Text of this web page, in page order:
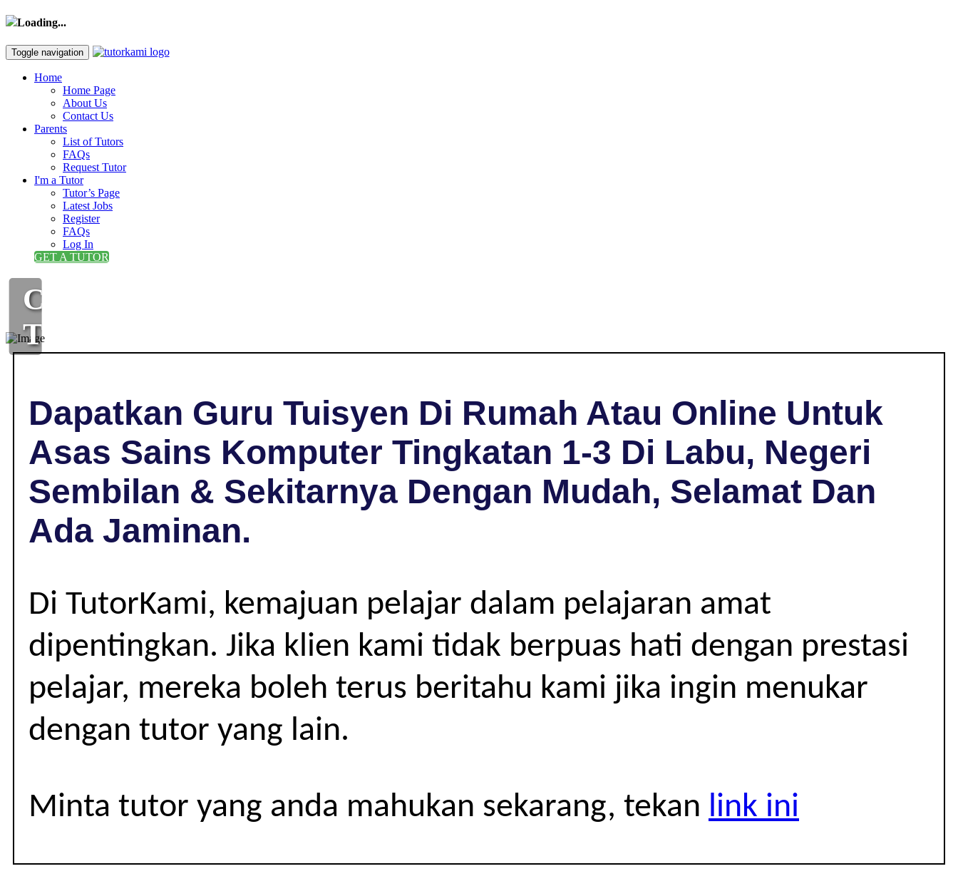
Loading...
Toggle navigation
Home
Home Page
About Us
Contact Us
Parents
List of Tutors
FAQs
Request Tutor
I'm a Tutor
Tutor’s Page
Latest Jobs
Register
FAQs
Log In
GET A TUTOR
CIKGU
TUISYEN
SAINS
KOMPUTER
DI
LABU,
NEGERI
TINGKATAN
1-
3
Dapatkan Guru Tuisyen Di Rumah Atau Online Untuk
Asas Sains Komputer Tingkatan 1-3 Di Labu, Negeri
Sembilan & Sekitarnya Dengan Mudah, Selamat Dan
Ada Jaminan.
Di TutorKami, kemajuan pelajar dalam pelajaran amat
dipentingkan. Jika klien kami tidak berpuas hati dengan prestasi
pelajar, mereka boleh terus beritahu kami jika ingin menukar
dengan tutor yang lain.
Minta tutor yang anda mahukan sekarang, tekan link ini